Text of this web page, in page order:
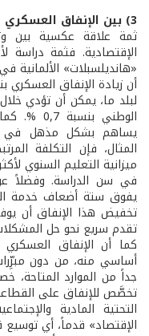
3) بين الإنفاق
ثمة علاقة عكسية بين
الإقتصادية. فثمة دراسة
لبلد ما، يمكن أن تؤدي
الوطني
يساهم بشكل مذهل في
المثال، فإن التكلفة
في سن الدراسة. وفضلاً
يفوق ستة أضعاف خدمة
تخفيض هذا الإنفاق أن
تقدم سريع نحو حل
كما أن الإنفاق
أساسي منه، من دون
جداً من الموارد المتاحة،
تخصَّص للإنفاق على
التحتية المادية
الإقتصاد» قدماً، أي توسيع